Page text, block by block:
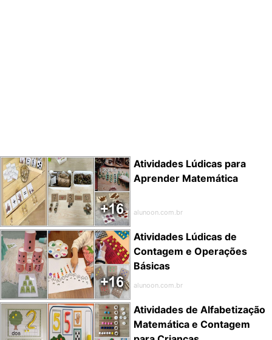
Atividades Lúdicas para
Aprender Matemática
alunoon.com.br
Atividades Lúdicas de
Contagem e Operações
Básicas
alunoon.com.br
Atividades de Alfabetização
Matemática e Contagem